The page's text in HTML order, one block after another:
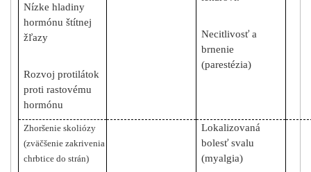
Nízke hladiny
hormónu štítnej
žľazy
Rozvoj protilátok
proti rastovému
hormónu
Necitlivosť a
brnenie
(parestézia)
Zhoršenie skoliózy
(zväčšenie zakrivenia
chrbtice do strán)
Lokalizovaná
bolesť svalu
(myalgia)